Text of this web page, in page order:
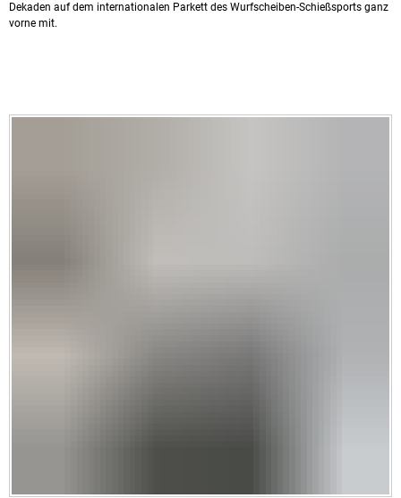
Dekaden auf dem internationalen Parkett des Wurfscheiben-Schießsports ganz
vorne mit.